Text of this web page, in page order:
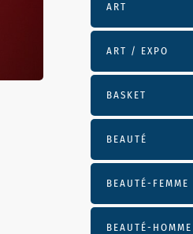
ART
ART / EXPO
BASKET
BEAUTÉ
BEAUTÉ-FEMME
BEAUTÉ-HOMME